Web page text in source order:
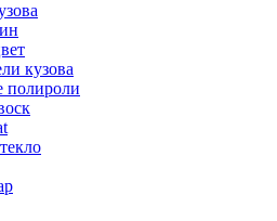
кузова
полироли